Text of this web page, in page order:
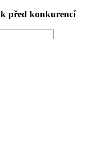
před konkurencí